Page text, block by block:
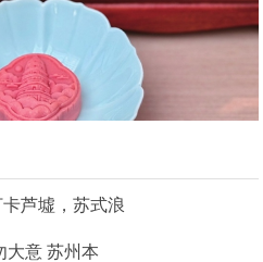
芦墟，苏式浪
大意 苏州本